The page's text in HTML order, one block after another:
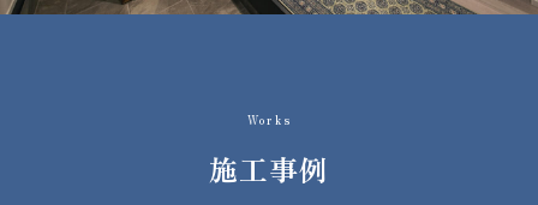
Works
施工事例